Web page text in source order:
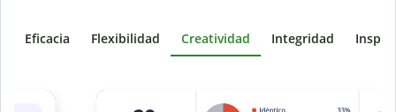
Eficacia Flexibilidad Creatividad Integridad
Slide 4 of 6